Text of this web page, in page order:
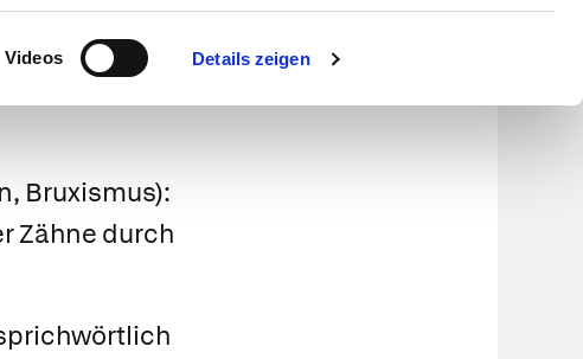
Videos Details zeigen
Bruxismus):
Zähne durch